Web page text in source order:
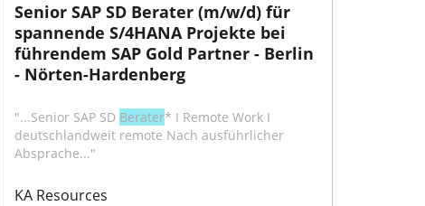
Senior SAP SD Berater (m/w/d) für
spannende S/4HANA Projekte bei
führendem SAP Gold Partner - Berlin
- Nörten-Hardenberg
"...Senior SAP SD Berater* I Remote Work I
deutschlandweit remote Nach ausführlicher
Absprache..."
KA Resources